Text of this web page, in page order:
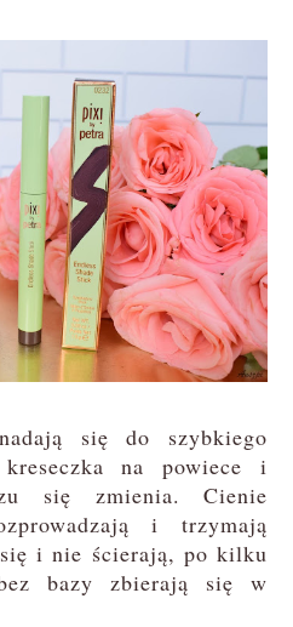
się do szybkiego
na powiece i
się zmienia. Cienie
i trzymają
i nie ścierają, po kilku
bazy zbierają się w